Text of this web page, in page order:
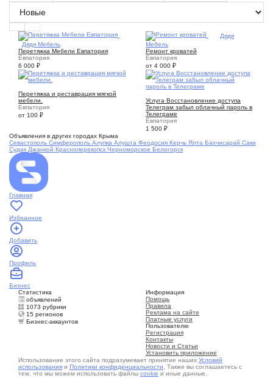
Дядя Мебель
Перетяжка Мебели Евпатория
Евпатория
6 000 ₽
Дядя
Мебель
Ремонт кроватей
Евпатория
от 4 000 ₽
Перетяжка и реставрация мягкой
мебели.
Евпатория
от 100 ₽
Услуга Восстановление доступа
Телеграм забыл облачный пароль в
Телеграме
Евпатория
1 500 ₽
Объявления в других городах Крыма
Севастополь Симферополь Алупка Алушта Феодосия Керчь Ялта Бахчисарай Саки
Судак Джанкой Красноперекопск Черноморское Белогорск
Главная
Избранное
Добавить
Профиль
Бизнес
Статистика
объявлений
1073 рубрики
15 регионов
Бизнес-аккаунтов
Информация
Помощь
Правила
Реклама на сайте
Платные услуги
Пользователю
Регистрация
Контакты
Новости и Статьи
Установить приложение
Использование этого сайта подразумевает принятие наших Условий
использования и Политики конфиденциальности . Также вы соглашаетесь с
тем, что мы можем использовать файлы cookie и иные данные.